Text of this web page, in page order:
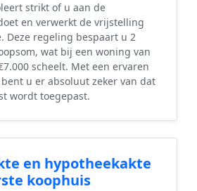
strikt of u aan de
en verwerkt de vrijstelling
Deze regeling bespaart u 2
wat bij een woning van
scheelt. Met een ervaren
u er absoluut zeker van dat
wordt toegepast.
en hypotheekakte
koophuis